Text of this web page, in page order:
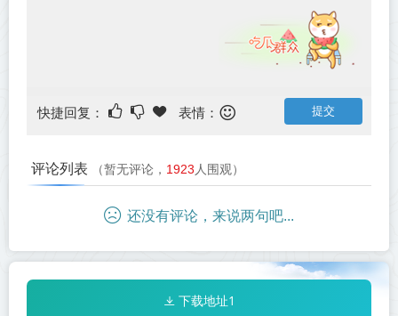
快捷回复： 表情：
评论列表 （暂无评论， 1923 人围观）
还没有评论，来说两句吧...
下载地址1